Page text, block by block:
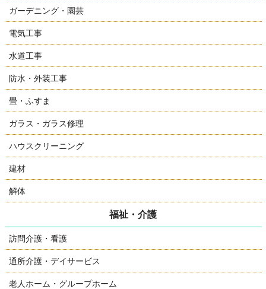
ガーデニング・園芸
電気工事
水道工事
防水・外装工事
畳・ふすま
ガラス・ガラス修理
ハウスクリーニング
建材
解体
福祉・介護
訪問介護・看護
通所介護・デイサービス
老人ホーム・グループホーム